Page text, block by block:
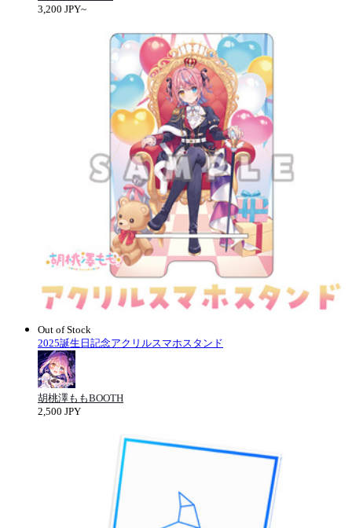
3,200 JPY~
Out of Stock
2025誕生日記念アクリルスマホスタンド
胡桃澤ももBOOTH
2,500 JPY